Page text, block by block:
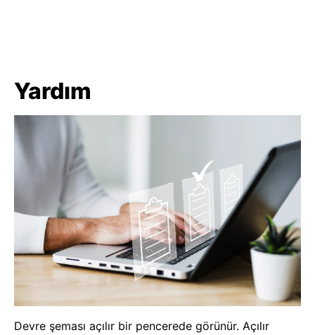
Yardım
Devre şeması açılır bir pencerede görünür. Açılır